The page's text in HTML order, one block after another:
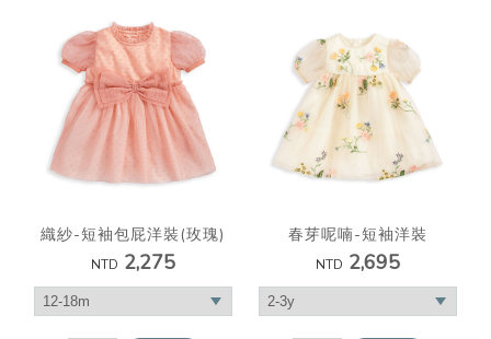
織紗-短袖包屁洋裝(玫瑰)
NTD 2,275
春芽呢喃-短袖洋裝
NTD 2,695